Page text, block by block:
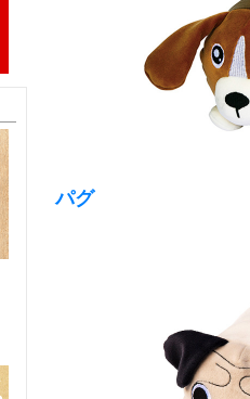
パグ